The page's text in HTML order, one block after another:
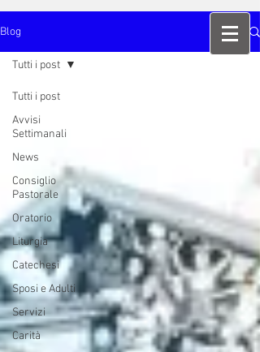
Blog
Tutti i post
Avvisi
Settimanali
News
Consiglio
Pastorale
Oratorio
Liturgia
Catechesi
Sposi e Adulti
Servizi
Carità
Tutti i post